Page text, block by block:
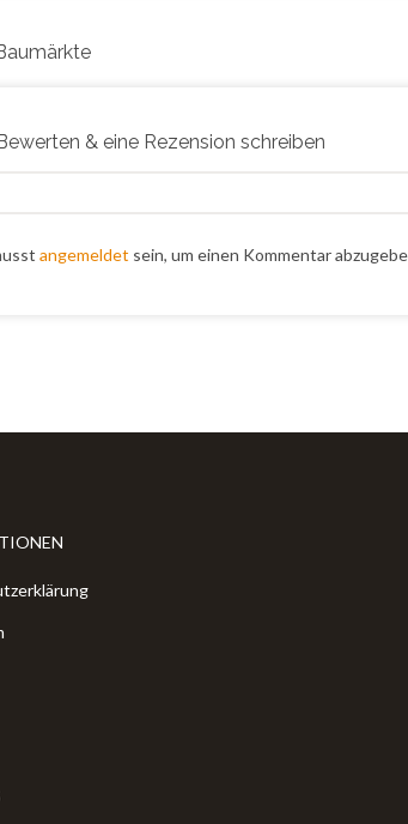
& eine Rezension schreiben
angemeldet sein, um einen Kommentar